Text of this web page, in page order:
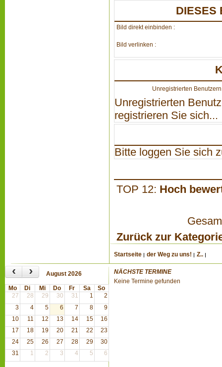
DIESES
Bild direkt einbinden :
Bild verlinken :
Unregistrierten
Unregistrierten
registrieren Sie sich...
Bitte loggen Sie sich
TOP 12: Hoch
Zurück zur
Startseite der Weg zu uns! Z..
‹ › August 2026
Mo Di Mi Do Fr Sa
So
27
28 29 30 31 1
2
3
4 5 6 7 8
9
10
11 12 13 14 15
16
17
18 19 20 21 22
23
24
25 26 27 28 29
30
31
1 2 3 4 5 6
NÄCHSTE TERMINE
Keine Termine gefunden